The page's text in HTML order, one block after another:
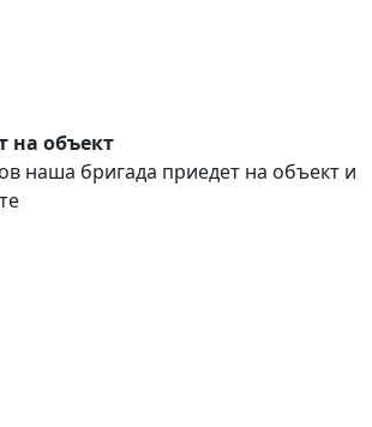
на объект
наша бригада приедет на объект и